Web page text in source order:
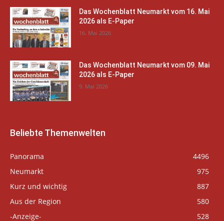
Das Wochenblatt Neumarkt vom 16. Mai
2026 als E-Paper
16. Mai 2026
Das Wochenblatt Neumarkt vom 09. Mai
2026 als E-Paper
9. Mai 2026
Beliebte Themenwelten
Panorama
4496
Neumarkt
975
Kurz und wichtig
887
Aus der Region
580
-Anzeige-
528